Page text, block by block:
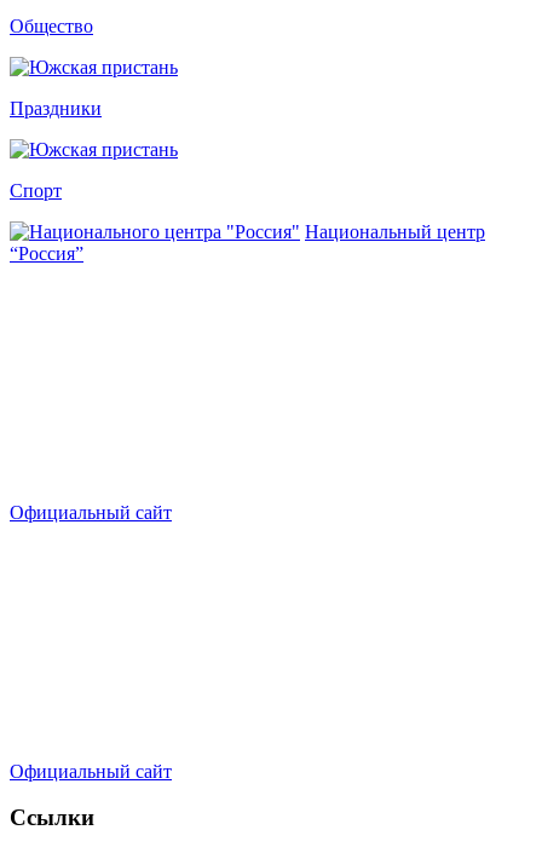
Общество
Праздники
Спорт
Национальный центр
“Россия”
Официальный сайт
Официальный сайт
Ссылки